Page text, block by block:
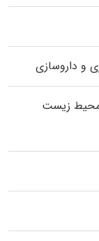
و داروسازی
محیط زیست